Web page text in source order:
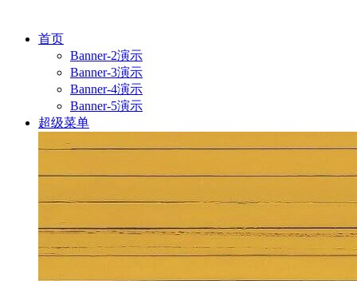
首页
Banner-2演示
Banner-3演示
Banner-4演示
Banner-5演示
超级菜单